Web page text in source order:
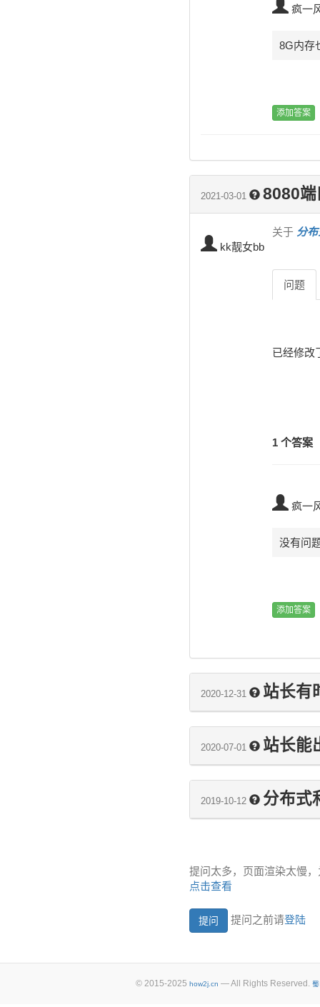
疯一
8G内存
2021-03-01 8080
kk靓女bb
关于 分
问题
已经修改
1 个答案
疯一
没有问
2020-12-31 站长有
2020-07-01 站长能
2019-10-12 分布式
提问太多，页面渲染太慢
点击查看
提问之前请登陆
© 2015-2025 how2j.cn — All Rights Reserved.